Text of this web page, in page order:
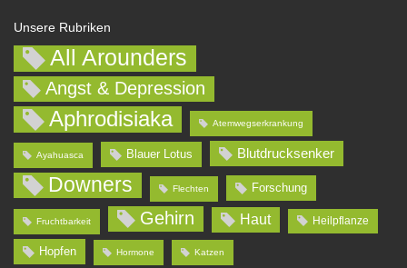
Unsere Rubriken
All Arounders
Angst & Depression
Aphrodisiaka Atemwegserkrankung
Ayahuasca Blauer Lotus Blutdrucksenker
Downers Flechten Forschung
Fruchtbarkeit Gehirn Haut Heilpflanze
Hopfen Hormone Katzen